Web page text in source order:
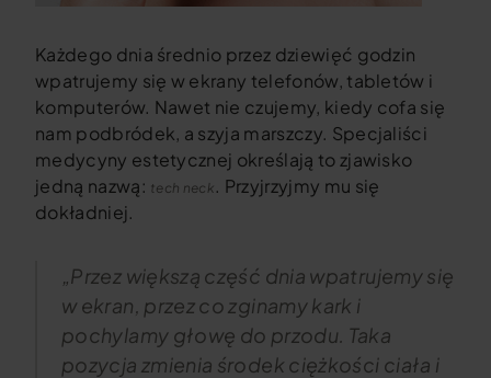
Każdego dnia średnio przez dziewięć godzin
wpatrujemy się w ekrany telefonów, tabletów i
komputerów. Nawet nie czujemy, kiedy cofa się
nam podbródek, a szyja marszczy. Specjaliści
medycyny estetycznej określają to zjawisko
jedną nazwą: tech neck . Przyjrzyjmy mu się
dokładniej.
„Przez większą część dnia wpatrujemy się
w ekran, przez co zginamy kark i
pochylamy głowę do przodu. Taka
pozycja zmienia środek ciężkości ciała i